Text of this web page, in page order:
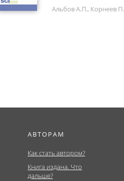
Альбов А.П., Корнеев
АВТОРАМ
Как стать автором?
Книга издана. Что
дальше?